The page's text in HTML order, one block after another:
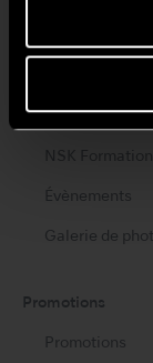
Actualités
NSK Formations
Évènements
Galerie de
Promotions
Promotions